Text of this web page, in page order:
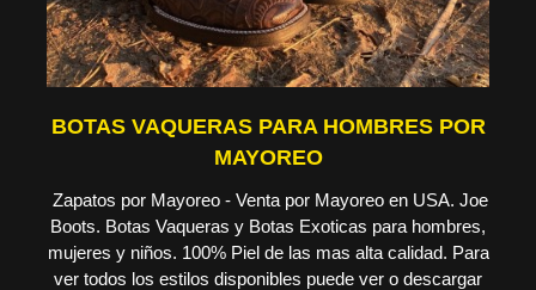
BOTAS VAQUERAS PARA HOMBRES POR
MAYOREO
Zapatos por Mayoreo - Venta por Mayoreo en USA. Joe
Boots. Botas Vaqueras y Botas Exoticas para hombres,
mujeres y niños. 100% Piel de las mas alta calidad. Para
ver todos los estilos disponibles puede ver o descargar